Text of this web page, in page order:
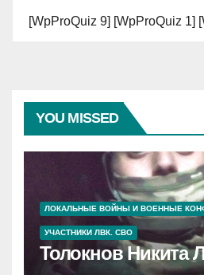
[WpProQuiz 9] [WpProQuiz 1]
YOU MISSED
ЛОКАЛЬНЫЕ ВОЙНЫ И ВОЕННЫЕ
УЧАСТНИКИ ЛВК. СВО
Толокнов Никита